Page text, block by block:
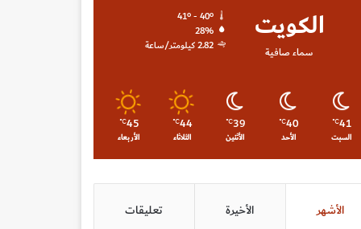
الكويت
سماء صافية
41º - 40º
28%
2.82 كيلومتر/ساعة
41
℃
السبت
40
℃
الأحد
39
℃
الأثنين
44
℃
الثلاثاء
45
℃
الأربعاء
الأشهر الأخيرة تعليقات